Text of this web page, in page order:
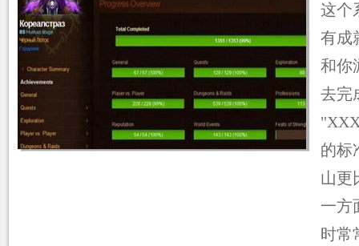
这个
有成
和你
去完
的标
山更
一方
时常